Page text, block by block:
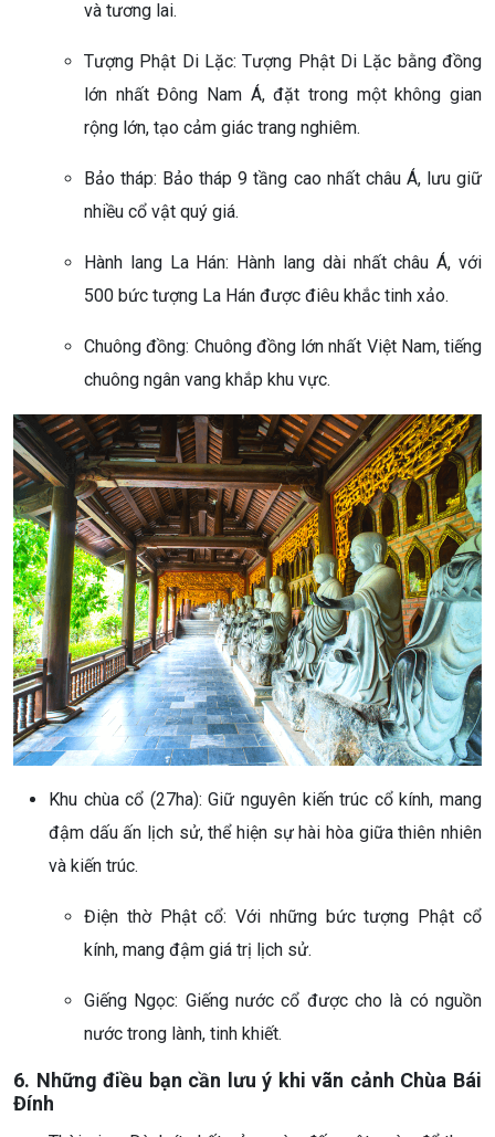
và tương lai.
Tượng Phật Di Lặc: Tượng Phật Di Lặc bằng đồng
lớn nhất Đông Nam Á, đặt trong một không gian
rộng lớn, tạo cảm giác trang nghiêm.
Bảo tháp: Bảo tháp 9 tầng cao nhất châu Á, lưu giữ
nhiều cổ vật quý giá.
Hành lang La Hán: Hành lang dài nhất châu Á, với
500 bức tượng La Hán được điêu khắc tinh xảo.
Chuông đồng: Chuông đồng lớn nhất Việt Nam, tiếng
chuông ngân vang khắp khu vực.
Khu chùa cổ (27ha): Giữ nguyên kiến trúc cổ kính, mang
đậm dấu ấn lịch sử, thể hiện sự hài hòa giữa thiên nhiên
và kiến trúc.
Điện thờ Phật cổ: Với những bức tượng Phật cổ
kính, mang đậm giá trị lịch sử.
Giếng Ngọc: Giếng nước cổ được cho là có nguồn
nước trong lành, tinh khiết.
6. Những điều bạn cần lưu ý khi vãn cảnh Chùa Bái
Đính